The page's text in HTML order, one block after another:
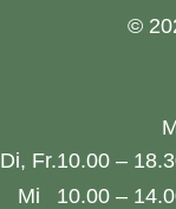
©
Di, Fr.
Mi
10.00 –
10.00 –